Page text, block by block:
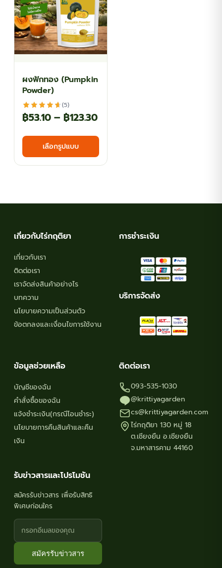
ผงฟักทอง (Pumpkin
Powder)
(5)
฿53.10 – ฿123.30Price
range:
through
เลือกรูปแบบ
This
has
The
product
เกี่ยวกับไร่กฤติยา
เกี่ยวกับเรา
ติดต่อเรา
เราจัดส่งสินค้าอย่างไร
บทความ
นโยบายความเป็นส่วนตัว
ข้อตกลงและเงื่อนไขการใช้งาน
การชำระเงิน
บริการจัดส่ง
ข้อมูลช่วยเหลือ
บัญชีของฉัน
คำสั่งซื้อของฉัน
แจ้งชำระเงิน(กรณีโอนชำระ)
นโยบายการคืนสินค้าและคืน
เงิน
ติดต่อเรา
093-535-1030
@krittiyagarden
cs@krittiyagarden.com
ไร่กฤติยา 130 หมู่ 18
ต.เชียงยืน อ.เชียงยืน
จ.มหาสารคาม 44160
รับข่าวสารและโปรโมชัน
สมัครรับข่าวสาร เพื่อรับสิทธิ
พิเศษก่อนใคร
สมัครรับข่าวสาร